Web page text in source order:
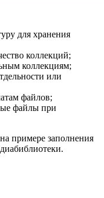
для хранения
коллекций;
коллекциям;
или
файлов;
файлы при
примере заполнения